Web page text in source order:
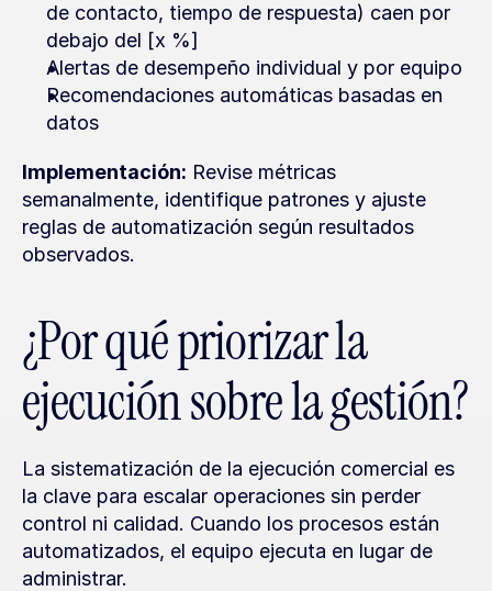
de contacto, tiempo de respuesta) caen por
debajo del [x %]
Alertas de desempeño individual y por equipo
Recomendaciones automáticas basadas en
datos
Implementación: Revise métricas
semanalmente, identifique patrones y ajuste
reglas de automatización según resultados
observados.
¿Por qué priorizar la
ejecución sobre la gestión?
La sistematización de la ejecución comercial es
la clave para escalar operaciones sin perder
control ni calidad. Cuando los procesos están
automatizados, el equipo ejecuta en lugar de
administrar.